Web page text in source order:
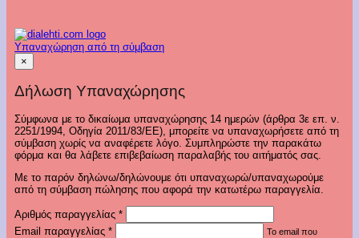
Υπαναχώρηση από τη σύμβαση
×
Δήλωση Υπαναχώρησης
Σύμφωνα με το δικαίωμα υπαναχώρησης 14 ημερών (άρθρα 3ε επ. ν.
2251/1994, Οδηγία 2011/83/ΕΕ), μπορείτε να υπαναχωρήσετε από τη
σύμβαση χωρίς να αναφέρετε λόγο. Συμπληρώστε την παρακάτω
φόρμα και θα λάβετε επιβεβαίωση παραλαβής του αιτήματός σας.
Με το παρόν δηλώνω/δηλώνουμε ότι υπαναχωρώ/υπαναχωρούμε
από τη σύμβαση πώλησης που αφορά την κατωτέρω παραγγελία.
Αριθμός παραγγελίας *
Email παραγγελίας *
Το email που